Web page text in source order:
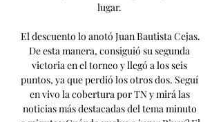
lugar.
El descuento lo anotó Juan Bautista Cejas.
De esta manera, consiguió su segunda
victoria en el torneo y llegó a los seis
puntos, ya que perdió los otros dos. Seguí
en vivo la cobertura por TN y mirá las
noticias más destacadas del tema minuto